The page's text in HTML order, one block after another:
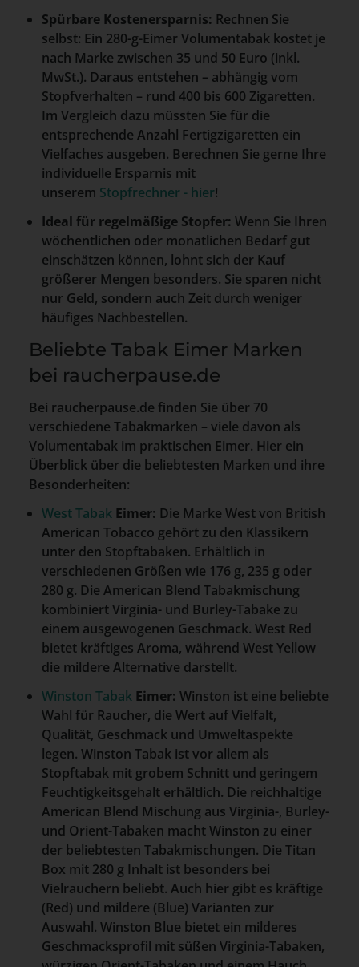
Spürbare Kostenersparnis: Rechnen Sie
selbst: Ein 280-g-Eimer Volumentabak kostet je
nach Marke zwischen 35 und 50 Euro (inkl.
MwSt.). Daraus entstehen – abhängig vom
Stopfverhalten – rund 400 bis 600 Zigaretten.
Im Vergleich dazu müssten Sie für die
entsprechende Anzahl Fertigzigaretten ein
Vielfaches ausgeben. Berechnen Sie gerne Ihre
individuelle Ersparnis mit
unserem Stopfrechner - hier!
Ideal für regelmäßige Stopfer: Wenn Sie Ihren
wöchentlichen oder monatlichen Bedarf gut
einschätzen können, lohnt sich der Kauf
größerer Mengen besonders. Sie sparen nicht
nur Geld, sondern auch Zeit durch weniger
häufiges Nachbestellen.
Beliebte Tabak Eimer Marken
bei raucherpause.de
Bei raucherpause.de finden Sie über 70
verschiedene Tabakmarken – viele davon als
Volumentabak im praktischen Eimer. Hier ein
Überblick über die beliebtesten Marken und ihre
Besonderheiten:
West Tabak Eimer: Die Marke West von British
American Tobacco gehört zu den Klassikern
unter den Stopftabaken. Erhältlich in
verschiedenen Größen wie 176 g, 235 g oder
280 g. Die American Blend Tabakmischung
kombiniert Virginia- und Burley-Tabake zu
einem ausgewogenen Geschmack. West Red
bietet kräftiges Aroma, während West Yellow
die mildere Alternative darstellt.
Winston Tabak Eimer: Winston ist eine beliebte
Wahl für Raucher, die Wert auf Vielfalt,
Qualität, Geschmack und Umweltaspekte
legen. Winston Tabak ist vor allem als
Stopftabak mit grobem Schnitt und geringem
Feuchtigkeitsgehalt erhältlich. Die reichhaltige
American Blend Mischung aus Virginia-, Burley-
und Orient-Tabaken macht Winston zu einer
der beliebtesten Tabakmischungen. Die Titan
Box mit 280 g Inhalt ist besonders bei
Vielrauchern beliebt. Auch hier gibt es kräftige
(Red) und mildere (Blue) Varianten zur
Auswahl. Winston Blue bietet ein milderes
Geschmacksprofil mit süßen Virginia-Tabaken,